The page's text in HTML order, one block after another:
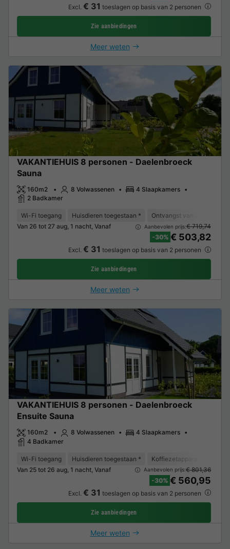
Excl. € 31 toeslagen op basis van 2 personen
Zie aanbiedingen
Meer weten
VAKANTIEHUIS 8 personen - Daelenbroeck
Sauna
160m2 8 Volwassenen
4 Slaapkamers
2 Badkamer
Wi-Fi toegang Huisdieren toegestaan *
Ontvangst van
Van 26 tot 27 aug, 1 nacht, Vanaf
Aanbevolen prijs:€ 719,74
-30% € 503,82
Excl. € 31 toeslagen op basis van 2 personen
Zie aanbiedingen
Meer weten
VAKANTIEHUIS 8 personen - Daelenbroeck
Ensuite Sauna
160m2 8 Volwassenen
4 Slaapkamers
4 Badkamer
Wi-Fi toegang Huisdieren toegestaan * Koffiezetapparaat
Van 25 tot 26 aug, 1 nacht, Vanaf
Aanbevolen prijs:€ 801,36
-30% € 560,95
Excl. € 31 toeslagen op basis van 2 personen
Zie aanbiedingen
Meer weten